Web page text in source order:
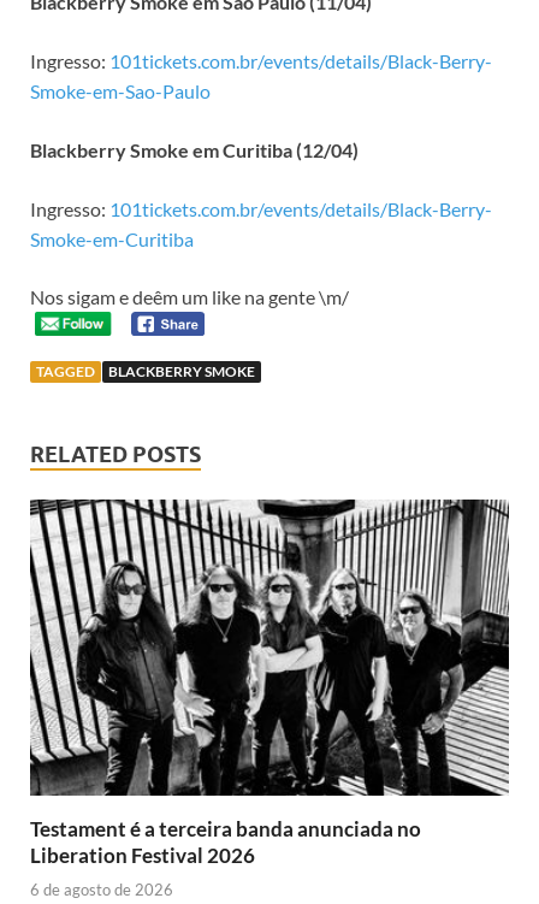
Ingresso: 101tickets.com.br/events/details/Black-Berry-
Smoke-em-Sao-Paulo
Blackberry Smoke em Curitiba (12/04)
Ingresso: 101tickets.com.br/events/details/Black-Berry-
Smoke-em-Curitiba
Nos sigam e deêm um like na gente \m/
TAGGED BLACKBERRY SMOKE
RELATED POSTS
Testament é a terceira banda anunciada no
Liberation Festival 2026
6 de agosto de 2026